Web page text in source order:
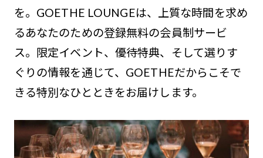
を。GOETHE LOUNGEは、上質な時間を求め
るあなたのための登録無料の会員制サービ
ス。限定イベント、優待特典、そして選りす
ぐりの情報を通じて、GOETHEだからこそで
きる特別なひとときをお届けします。